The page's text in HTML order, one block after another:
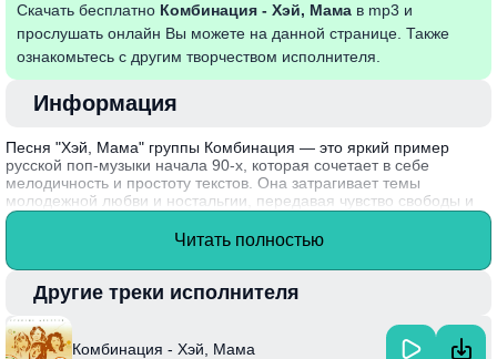
Скачать бесплатно Комбинация - Хэй, Мама в mp3 и
прослушать онлайн Вы можете на данной странице. Также
ознакомьтесь с другим творчеством исполнителя.
Информация
Песня "Хэй, Мама" группы Комбинация — это яркий пример
русской поп-музыки начала 90-х, которая сочетает в себе
мелодичность и простоту текстов. Она затрагивает темы
молодежной любви и ностальгии, передавая чувство свободы и
радости. Лирика песни наполнена искренними эмоциями, что
делает ее близкой многим слушателям. Ритмичный проникающий
каждому вспомнить о беззаботных моментах жизни.
Интересный факт: песня была написана в период, когда группа
Комбинация только начинала набирать популярность, и ее
звуковая эстетика остаётся актуальной и сегодня.
Читать полностью
Другие треки исполнителя
Комбинация - Хэй, Мама